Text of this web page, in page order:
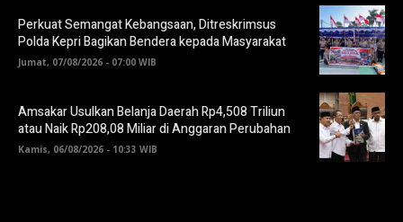
Perkuat Semangat Kebangsaan, Ditreskrimsus
Polda Kepri Bagikan Bendera kepada Masyarakat
Jumat, 07/08/2026 - 07:00 WIB
Amsakar Usulkan Belanja Daerah Rp4,508 Triliun
atau Naik Rp208,08 Miliar di Anggaran Perubahan
Kamis, 06/08/2026 - 10:33 WIB